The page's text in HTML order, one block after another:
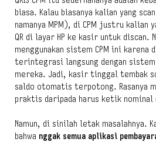
biasa. Kalau biasanya kalian yang
namanya MPM), di CPM justru kalian
QR di layar HP ke kasir untuk discan.
menggunakan sistem CPM ini karena
terintegrasi langsung dengan
mereka. Jadi, kasir tinggal tembak
saldo otomatis terpotong. Rasanya
praktis daripada harus ketik nominal
Namun, di sinilah letak masalahnya.
bahwa nggak semua aplikasi